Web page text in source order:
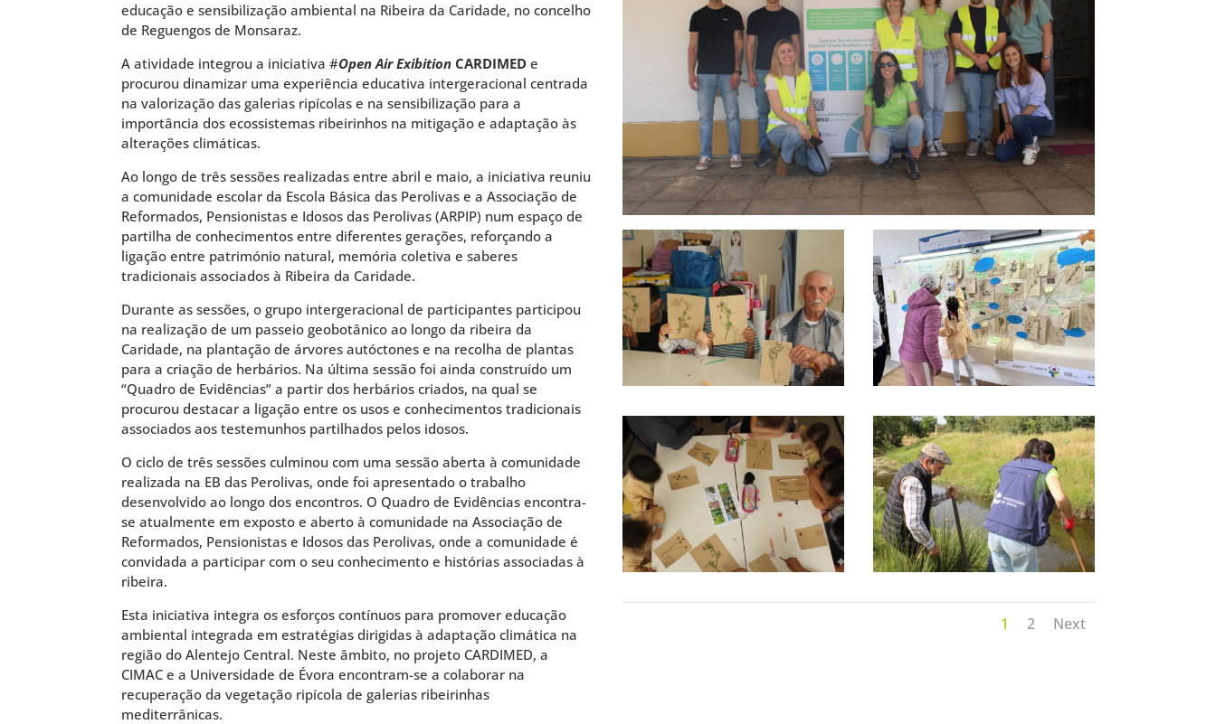
educação e sensibilização ambiental na Ribeira da Caridade, no concelho
de Reguengos de Monsaraz.
A atividade integrou a iniciativa #Open Air Exibition CARDIMED e
procurou dinamizar uma experiência educativa intergeracional centrada
na valorização das galerias ripícolas e na sensibilização para a
importância dos ecossistemas ribeirinhos na mitigação e adaptação às
alterações climáticas.
Ao longo de três sessões realizadas entre abril e maio, a iniciativa reuniu
a comunidade escolar da Escola Básica das Perolivas e a Associação de
Reformados, Pensionistas e Idosos das Perolivas (ARPIP) num espaço de
partilha de conhecimentos entre diferentes gerações, reforçando a
ligação entre património natural, memória coletiva e saberes
tradicionais associados à Ribeira da Caridade.
Durante as sessões, o grupo intergeracional de participantes participou
na realização de um passeio geobotânico ao longo da ribeira da
Caridade, na plantação de árvores autóctones e na recolha de plantas
para a criação de herbários. Na última sessão foi ainda construído um
“Quadro de Evidências” a partir dos herbários criados, na qual se
procurou destacar a ligação entre os usos e conhecimentos tradicionais
associados aos testemunhos partilhados pelos idosos.
O ciclo de três sessões culminou com uma sessão aberta à comunidade
realizada na EB das Perolivas, onde foi apresentado o trabalho
desenvolvido ao longo dos encontros. O Quadro de Evidências encontra-
se atualmente em exposto e aberto à comunidade na Associação de
Reformados, Pensionistas e Idosos das Perolivas, onde a comunidade é
convidada a participar com o seu conhecimento e histórias associadas à
ribeira.
Esta iniciativa integra os esforços contínuos para promover educação
ambiental integrada em estratégias dirigidas à adaptação climática na
região do Alentejo Central. Neste âmbito, no projeto CARDIMED, a
CIMAC e a Universidade de Évora encontram-se a colaborar na
recuperação da vegetação ripícola de galerias ribeirinhas
mediterrânicas.
1 2 Next